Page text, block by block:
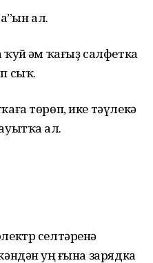
ал.
һәм ҡағыҙ салфетка
сыҡ.
төрөп, ике тәүлекә
һал.
селтәренә
һуң ғына зарядка